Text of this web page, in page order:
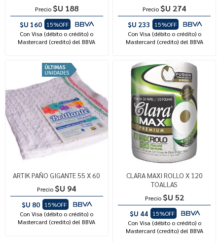
Precio $U 188
$U 160
15%OFF
Con Visa (débito o crédito) o
Mastercard (credito) del BBVA
Precio $U 274
$U 233
15%OFF
Con Visa (débito o crédito) o
Mastercard (credito) del BBVA
ARTIK PAÑO GIGANTE 55 X 60
Precio $U 94
$U 80
15%OFF
Con Visa (débito o crédito) o
Mastercard (credito) del BBVA
CLARA MAXI ROLLO X 120
TOALLAS
Precio $U 52
$U 44
15%OFF
Con Visa (débito o crédito) o
Mastercard (credito) del BBVA